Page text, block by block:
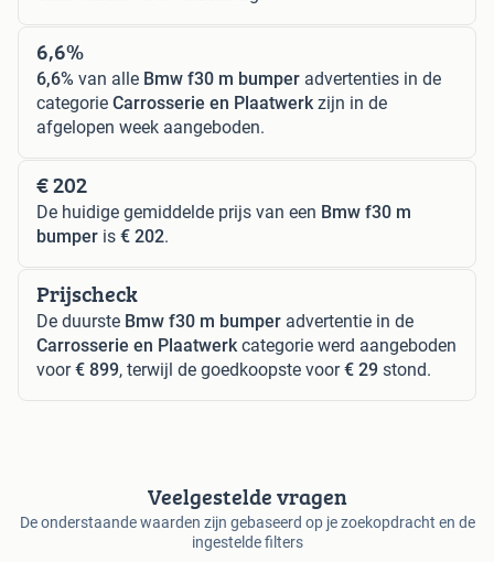
6,6%
6,6% van alle Bmw f30 m bumper advertenties in de
categorie Carrosserie en Plaatwerkzijn in de
afgelopen week aangeboden.
€ 202
De huidige gemiddelde prijs van een Bmw f30 m
bumper is € 202.
Prijscheck
De duurste Bmw f30 m bumper advertentie in de
Carrosserie en Plaatwerkcategorie werd aangeboden
voor € 899, terwijl de goedkoopste voor € 29 stond.
Veelgestelde vragen
De onderstaande waarden zijn gebaseerd op je zoekopdracht en de
ingestelde filters